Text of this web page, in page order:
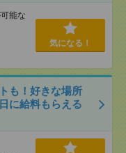
能な
気になる！
も！好きな場所
に給料もらえる